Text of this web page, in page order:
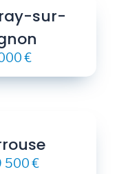
sur-
€
500 €